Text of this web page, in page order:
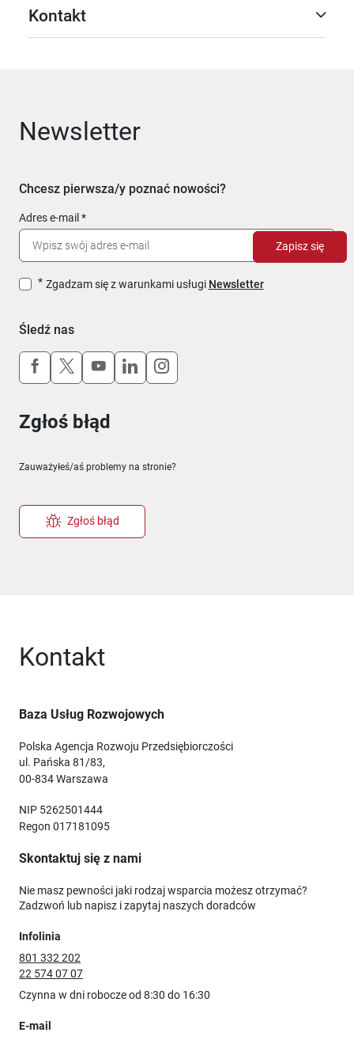
Kontakt
Newsletter
Chcesz pierwsza/y poznać nowości?
Adres e-mail
Zgadzam się z warunkami usługi Newsletter
Zapisz się
Śledź nas
Uwaga, link otworzy się w nowym oknie
Uwaga, link otworzy się w nowym oknie
Uwaga, link otworzy się w nowym
Uwaga, link otworzy się w
Uwaga, link otworzy się w
Zgłoś błąd
Zauważyłeś/aś problemy na stronie?
Zgłoś błąd
Kontakt
Baza Usług Rozwojowych
Polska Agencja Rozwoju Przedsiębiorczości
ul. Pańska 81/83,
00-834 Warszawa
NIP 5262501444
Regon 017181095
Skontaktuj się z nami
Nie masz pewności jaki rodzaj wsparcia możesz otrzymać?
Zadzwoń lub napisz i zapytaj naszych doradców
Infolinia
801 332 202
22 574 07 07
Czynna w dni robocze od 8:30 do 16:30
E-mail